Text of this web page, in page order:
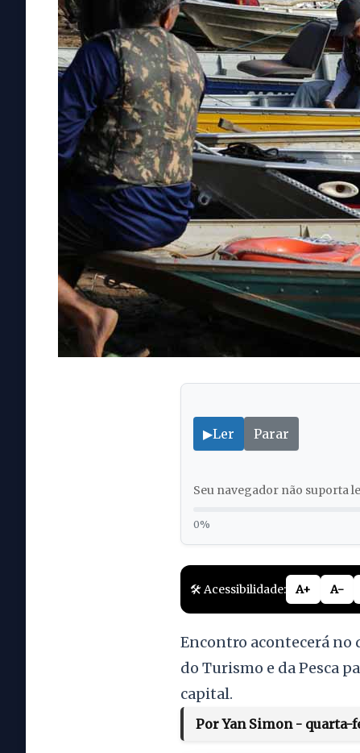
▶Ler Parar
Seu navegador não suporta
0%
🛠️ Acessibilidade: A+ A-
Encontro acontecerá no
do Turismo e da Pesca
capital.
Por Yan Simon - quarta-